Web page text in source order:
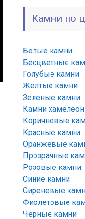
Камни по
Белые камни
Бесцветные
Голубые камни
Желтые камни
Зеленые камни
Камни
Коричневые
Красные камни
Оранжевые
Прозрачные
Розовые камни
Синие камни
Сиреневые
Фиолетовые
Черные камни